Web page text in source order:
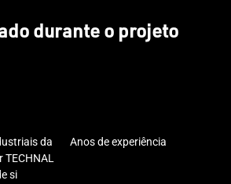
durante o projeto
da
TECHNAL
si
Anos de experiência